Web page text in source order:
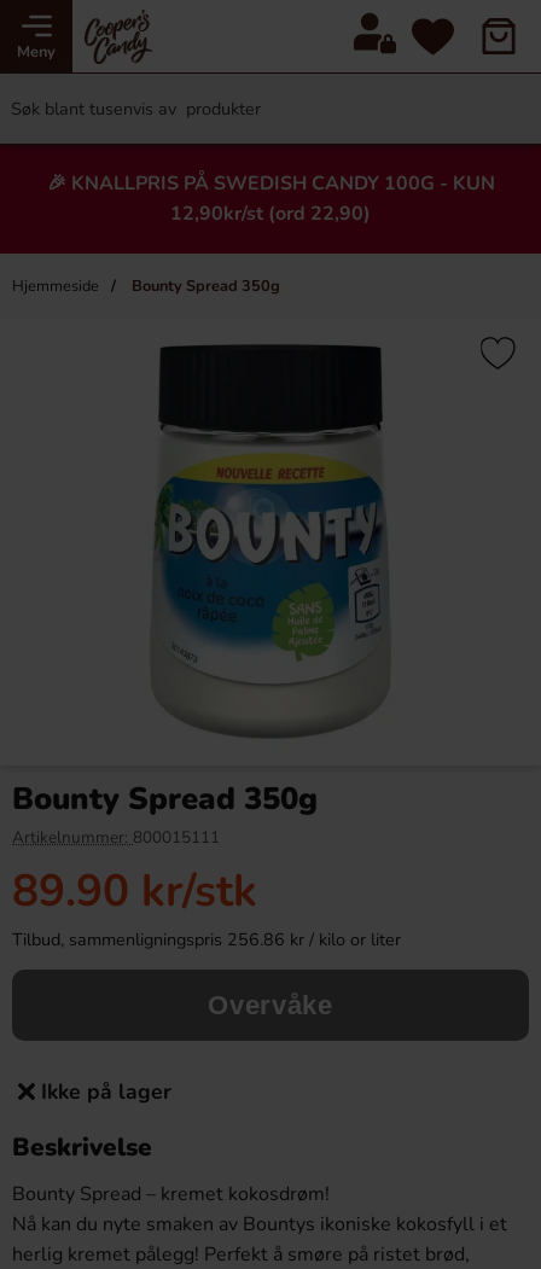
Meny
🎉 KNALLPRIS PÅ SWEDISH CANDY 100G - KUN
12,90kr/st (ord 22,90)
Hjemmeside Bounty Spread 350g
×
48g
19.90 kr
Köp
Bounty Spread 350g
Artikelnummer: 800015111
89.90 kr/stk
Tilbud, sammenligningspris 256.86 kr / kilo or liter
Overvåke
Ikke på lager
Beskrivelse
Bounty Spread – kremet kokosdrøm!
Nå kan du nyte smaken av Bountys ikoniske kokosfyll i et
herlig kremet pålegg! Perfekt å smøre på ristet brød,